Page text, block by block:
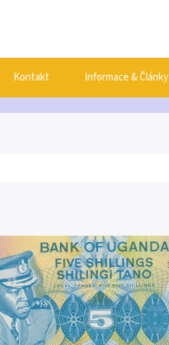
Kontakt Informace & Články